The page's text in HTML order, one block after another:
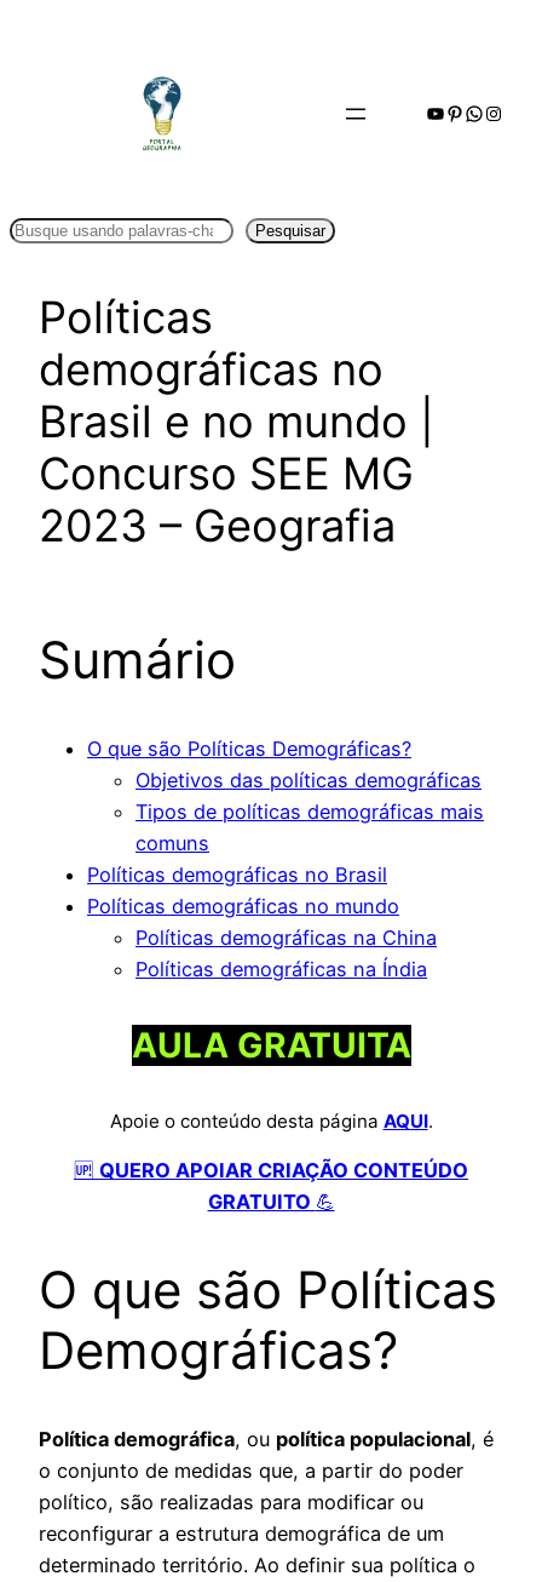
Youtube
Pinterest
Pesquisar Pesquisar
Políticas
demográficas no
Brasil e no mundo |
Concurso SEE MG
2023 – Geografia
Sumário
O que são Políticas Demográficas?
Objetivos das políticas demográficas
Tipos de políticas demográficas mais
comuns
Políticas demográficas no Brasil
Políticas demográficas no mundo
Políticas demográficas na China
Políticas demográficas na Índia
AULA GRATUITA
Apoie o conteúdo desta página AQUI.
🆙 QUERO APOIAR CRIAÇÃO CONTEÚDO
GRATUITO 💪
O que são Políticas
Demográficas?
Política demográfica, ou política populacional, é
o conjunto de medidas que, a partir do poder
político, são realizadas para modificar ou
reconfigurar a estrutura demográfica de um
determinado território. Ao definir sua política o